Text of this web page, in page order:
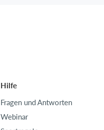
Hilfe
Fragen und Antworten
Webinar